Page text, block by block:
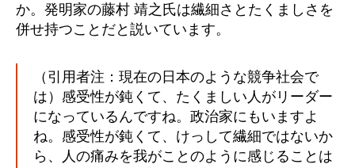
か。発明家の藤村 靖之氏は繊細さとたくましさを
併せ持つことだと説いています。
（引用者注：現在の日本のような競争社会で
は）感受性が鈍くて、たくましい人がリーダー
になっているんですね。政治家にもいますよ
ね。感受性が鈍くて、けっして繊細ではないか
ら、人の痛みを我がことのように感じることは